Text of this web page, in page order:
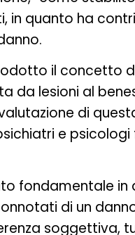
quanto ha
il concetto
da lesioni al
di
e
fondamentale
di un
soggettiva,